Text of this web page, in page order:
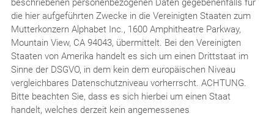
die hier aufgeführten Zwecke in die Vereinigten Staaten zum
Mutterkonzern Alphabet Inc., 1600 Amphitheatre Parkway,
Mountain View, CA 94043, übermittelt. Bei den Vereinigten
Staaten von Amerika handelt es sich um einen Drittstaat im
Sinne der DSGVO, in dem kein dem europäischen Niveau
vergleichbares Datenschutzniveau vorherrscht. ACHTUNG.
Bitte beachten Sie, dass es sich hierbei um einen Staat
handelt, welches derzeit kein angemessenes